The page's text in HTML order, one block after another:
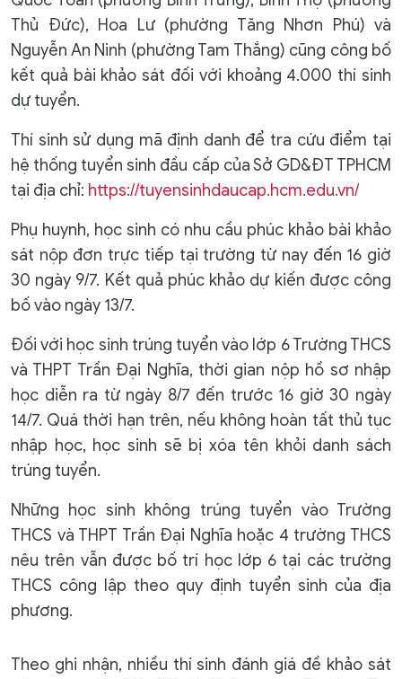
Thủ Đức), Hoa Lư (phường Tăng Nhơn Phú) và
Nguyễn An Ninh (phường Tam Thắng) cũng công bố
kết quả bài khảo sát đối với khoảng 4.000 thí sinh
dự tuyển.
Thí sinh sử dụng mã định danh để tra cứu điểm tại
hệ thống tuyển sinh đầu cấp của Sở GD&ĐT TPHCM
tại địa chỉ: https://tuyensinhdaucap.hcm.edu.vn/
Phụ huynh, học sinh có nhu cầu phúc khảo bài khảo
sát nộp đơn trực tiếp tại trường từ nay đến 16 giờ
30 ngày 9/7. Kết quả phúc khảo dự kiến được công
bố vào ngày 13/7.
Đối với học sinh trúng tuyển vào lớp 6 Trường THCS
và THPT Trần Đại Nghĩa, thời gian nộp hồ sơ nhập
học diễn ra từ ngày 8/7 đến trước 16 giờ 30 ngày
14/7. Quá thời hạn trên, nếu không hoàn tất thủ tục
nhập học, học sinh sẽ bị xóa tên khỏi danh sách
trúng tuyển.
Những học sinh không trúng tuyển vào Trường
THCS và THPT Trần Đại Nghĩa hoặc 4 trường THCS
nêu trên vẫn được bố trí học lớp 6 tại các trường
THCS công lập theo quy định tuyển sinh của địa
phương.
Theo ghi nhận, nhiều thí sinh đánh giá đề khảo sát